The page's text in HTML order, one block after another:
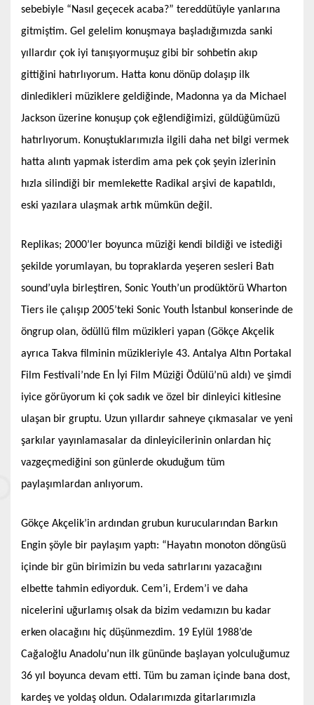
sebebiyle “Nasıl geçecek acaba?” tereddütüyle yanlarına
gitmiştim. Gel gelelim konuşmaya başladığımızda sanki
yıllardır çok iyi tanışıyormuşuz gibi bir sohbetin akıp
gittiğini hatırlıyorum. Hatta konu dönüp dolaşıp ilk
dinledikleri müziklere geldiğinde, Madonna ya da Michael
Jackson üzerine konuşup çok eğlendiğimizi, güldüğümüzü
hatırlıyorum. Konuştuklarımızla ilgili daha net bilgi vermek
hatta alıntı yapmak isterdim ama pek çok şeyin izlerinin
hızla silindiği bir memlekette Radikal arşivi de kapatıldı,
eski yazılara ulaşmak artık mümkün değil.
Replikas; 2000’ler boyunca müziği kendi bildiği ve istediği
şekilde yorumlayan, bu topraklarda yeşeren sesleri Batı
sound’uyla birleştiren, Sonic Youth’un prodüktörü Wharton
Tiers ile çalışıp 2005’teki Sonic Youth İstanbul konserinde de
öngrup olan, ödüllü film müzikleri yapan (Gökçe Akçelik
ayrıca Takva filminin müzikleriyle 43. Antalya Altın Portakal
Film Festivali’nde En İyi Film Müziği Ödülü’nü aldı) ve şimdi
iyice görüyorum ki çok sadık ve özel bir dinleyici kitlesine
ulaşan bir gruptu. Uzun yıllardır sahneye çıkmasalar ve yeni
şarkılar yayınlamasalar da dinleyicilerinin onlardan hiç
vazgeçmediğini son günlerde okuduğum tüm
paylaşımlardan anlıyorum.
Gökçe Akçelik’in ardından grubun kurucularından Barkın
Engin şöyle bir paylaşım yaptı: “Hayatın monoton döngüsü
içinde bir gün birimizin bu veda satırlarını yazacağını
elbette tahmin ediyorduk. Cem’i, Erdem’i ve daha
nicelerini uğurlamış olsak da bizim vedamızın bu kadar
erken olacağını hiç düşünmezdim. 19 Eylül 1988’de
Cağaloğlu Anadolu’nun ilk gününde başlayan yolculuğumuz
36 yıl boyunca devam etti. Tüm bu zaman içinde bana dost,
kardeş ve yoldaş oldun. Odalarımızda gitarlarımızla